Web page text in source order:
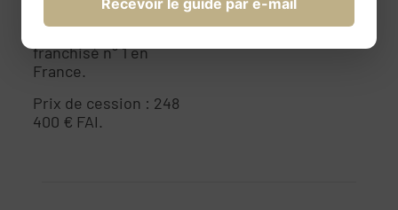
rejoindre CENTURY
franchisé n° 1 en
France.
Prix de cession : 248
400 € FAI.